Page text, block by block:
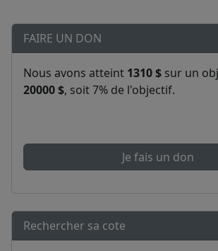
FAIRE UN DON
Nous avons atteint 1310 $ sur un
20000 $, soit 7% de l'objectif.
Je fais un don
Rechercher sa cote